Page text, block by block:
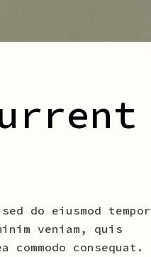
do eiusmod tempor
veniam, quis
consequat.